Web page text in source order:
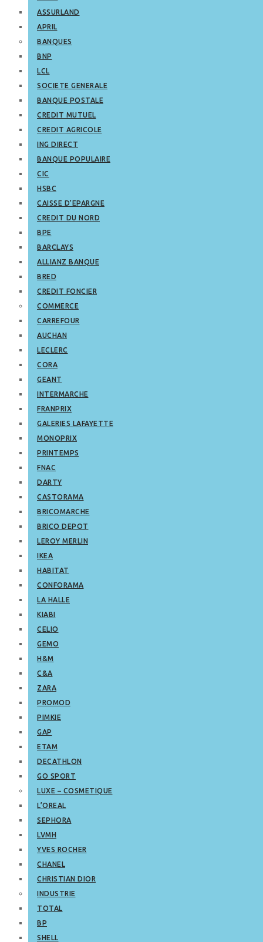
ASSURLAND
APRIL
BANQUES
BNP
LCL
SOCIETE GENERALE
BANQUE POSTALE
CREDIT MUTUEL
CREDIT AGRICOLE
ING DIRECT
BANQUE POPULAIRE
CIC
HSBC
CAISSE D’EPARGNE
CREDIT DU NORD
BPE
BARCLAYS
ALLIANZ BANQUE
BRED
CREDIT FONCIER
COMMERCE
CARREFOUR
AUCHAN
LECLERC
CORA
GEANT
INTERMARCHE
FRANPRIX
GALERIES LAFAYETTE
MONOPRIX
PRINTEMPS
FNAC
DARTY
CASTORAMA
BRICOMARCHE
BRICO DEPOT
LEROY MERLIN
IKEA
HABITAT
CONFORAMA
LA HALLE
KIABI
CELIO
GEMO
H&M
C&A
ZARA
PROMOD
PIMKIE
GAP
ETAM
DECATHLON
GO SPORT
LUXE – COSMETIQUE
L’OREAL
SEPHORA
LVMH
YVES ROCHER
CHANEL
CHRISTIAN DIOR
INDUSTRIE
TOTAL
BP
SHELL